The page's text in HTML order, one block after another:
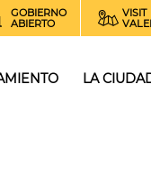
GOBIERNO
ABIERTO
VISIT
LA